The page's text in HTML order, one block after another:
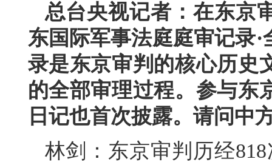
总台央视记者：在东京
东国际军事法庭庭审记录
录是东京审判的核心历史
的全部审理过程。参与东
日记也首次披露。请问中
林剑：东京审判历经